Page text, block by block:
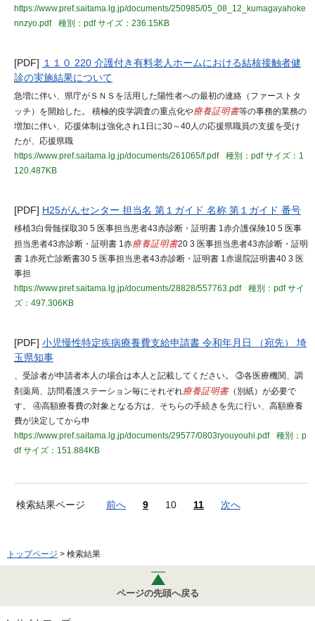
https://www.pref.saitama.lg.jp/documents/250985/05_08_12_kumagayahoke
nnzyo.pdf
種別：pdfサイズ：236.15KB
[PDF] １１０ 220 介護付き有料老人ホームにおける結核接触者健
診の実施結果について
急増に伴い、県庁がＳＮＳを活用した陽性者への最初の連絡（ファーストタ
ッチ）を開始した。 積極的疫学調査の重点化や療養証明書等の事務的業務の
増加に伴い、応援体制は強化され1日に30～40人の応援県職員の支援を受け
たが、応援県職
https://www.pref.saitama.lg.jp/documents/261065/f.pdf
種別：pdfサイズ：1
120.487KB
[PDF] H25がんセンター 担当名 第１ガイド 名称 第１ガイド 番号
移植3白骨髄採取30 5 医事担当患者43赤診断・証明書 1赤介護保険10 5 医事
担当患者43赤診断・証明書 1赤療養証明書20 3 医事担当患者43赤診断・証明
書 1赤死亡診断書30 5 医事担当患者43赤診断・証明書 1赤退院証明書40 3 医
事担
https://www.pref.saitama.lg.jp/documents/28828/557763.pdf
種別：pdfサイ
ズ：497.306KB
[PDF] 小児慢性特定疾病療養費支給申請書 令和年月日 （宛先） 埼
玉県知事
、受診者が申請者本人の場合は本人と記載してください。 ③各医療機関、調
剤薬局、訪問看護ステーション毎にそれぞれ療養証明書（別紙）が必要で
す。 ④高額療養費の対象となる方は、そちらの手続きを先に行い、高額療養
費が決定してから申
https://www.pref.saitama.lg.jp/documents/29577/0803ryouyouhi.pdf
種別：p
dfサイズ：151.884KB
検索結果ページ 前へ 9 10 11 次へ
トップページ > 検索結果
ページの先頭へ戻る